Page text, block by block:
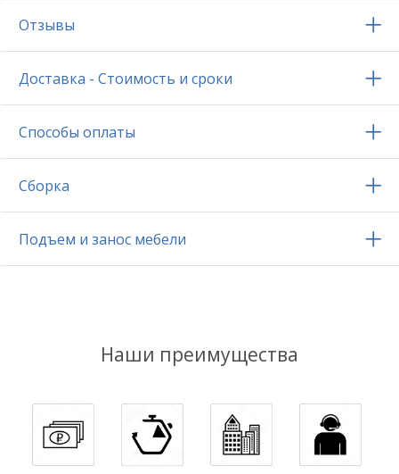
Отзывы
Доставка - Стоимость и сроки
Способы оплаты
Сборка
Подъем и занос мебели
Наши преимущества